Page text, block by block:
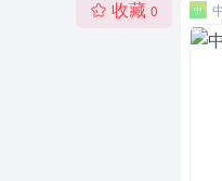
收藏 0